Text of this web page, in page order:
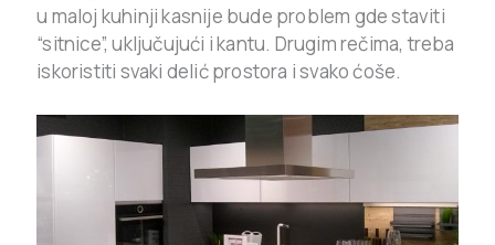
u maloj kuhinji kasnije bude problem gde staviti
“sitnice”, uključujući i kantu. Drugim rečima, treba
iskoristiti svaki delić prostora i svako ćoše.